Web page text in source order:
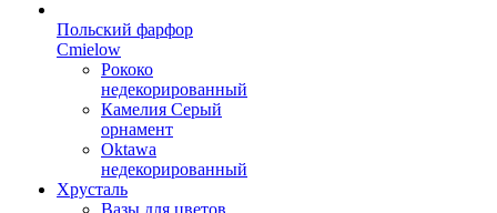
Польский фарфор
Сmielow
Рококо
недекорированный
Камелия Серый
орнамент
Oktawa
недекорированный
Хрусталь
Вазы для цветов